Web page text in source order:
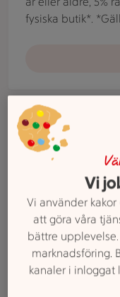
fysiska butik*.
Illustration av Handla
Handla som
ICA Kvantum Vellinge
Vår
av catering. Vi är
använder de
högsta kvalitet
Vi
Vi använder
att göra våra
bättre
marknadsföring.
kanaler i inloggat